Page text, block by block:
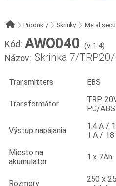
Produkty Skrinky Metal
Kód: AWO040 (v. 1.4)
Názov: Skrinka 7/TRP20/
Transmitters EBS
Transformátor
TRP
PC/ABS
Výstup napájania
1.4 A /
1 A / 18
Miesto na
akumulátor
1 x 7Ah
Rozmery
250 x